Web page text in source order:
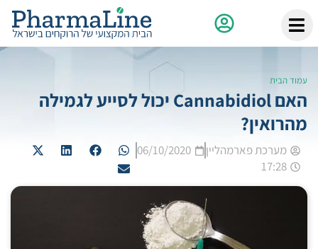
עמוד הבית
האם Cannabidiol יכול לסייע לגמילה
מהרואין?
מערכת פארמהליין
06/10/2020
17:28